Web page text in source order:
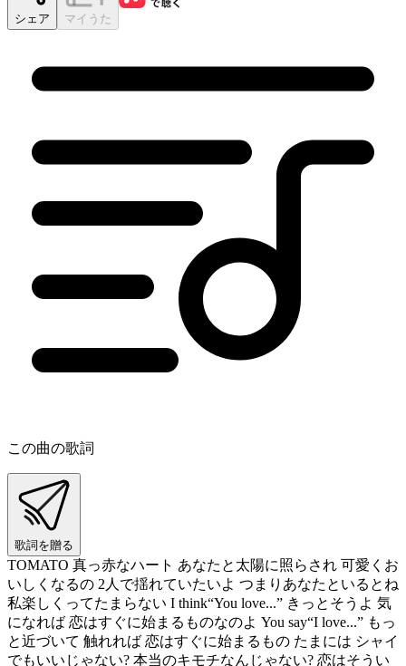
シェア マイうた
この曲の歌詞
歌詞を贈る
TOMATO 真っ赤なハート あなたと太陽に照らされ 可愛くお
いしくなるの 2人で揺れていたいよ つまりあなたといるとね
私楽しくってたまらない I think“You love...” きっとそうよ 気
になれば 恋はすぐに始まるものなのよ You say“I love...” もっ
と近づいて 触れれば 恋はすぐに始まるもの たまには シャイ
でもいいじゃない? 本当のキモチなんじゃない? 恋はそうい